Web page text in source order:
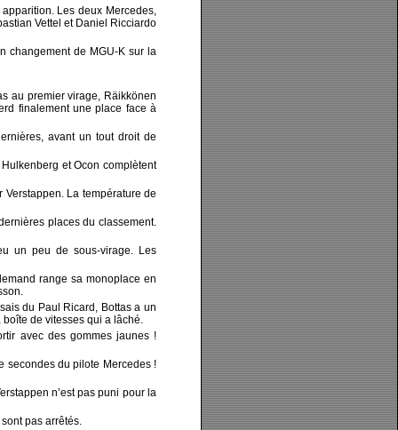
Les deux Mercedes,
Vettel et Daniel Ricciardo
changement de MGU-K sur la
au premier virage, Räikkönen
finalement une place face à
avant un tout droit de
et Ocon complètent
La température de
places du classement.
un peu de sous-virage. Les
range sa monoplace en
du Paul Ricard, Bottas a un
de vitesses qui a lâché.
avec des gommes jaunes !
secondes du pilote Mercedes !
n’est pas puni pour la
pas arrêtés.